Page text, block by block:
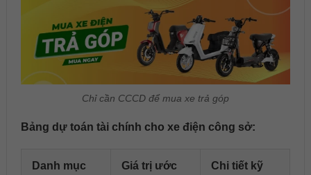
Chỉ cần CCCD để mua xe trả góp
Bảng dự toán tài chính cho xe điện công sở:
Danh mục
Giá trị ước
Chi tiết kỹ